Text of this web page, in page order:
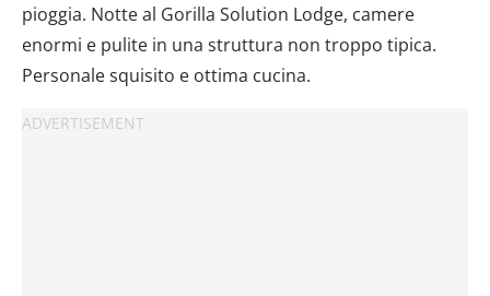
pioggia. Notte al Gorilla Solution Lodge, camere
enormi e pulite in una struttura non troppo tipica.
Personale squisito e ottima cucina.